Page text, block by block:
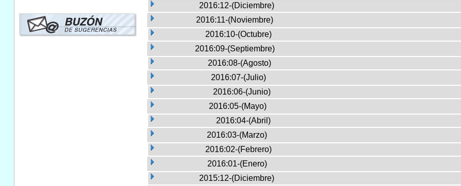
2016:12-(Diciembre)
2016:11-(Noviembre)
2016:10-(Octubre)
2016:09-(Septiembre)
2016:08-(Agosto)
2016:07-(Julio)
2016:06-(Junio)
2016:05-(Mayo)
2016:04-(Abril)
2016:03-(Marzo)
2016:02-(Febrero)
2016:01-(Enero)
2015:12-(Diciembre)